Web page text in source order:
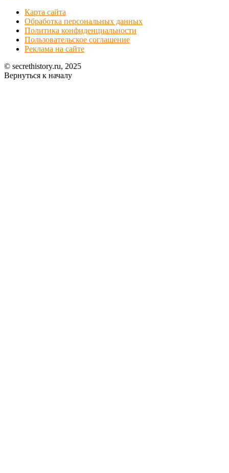
Карта сайта
Обработка персональных данных
Политика конфиденциальности
Пользовательское соглашение
Реклама на сайте
© secrethistory.ru, 2025
Вернуться к началу